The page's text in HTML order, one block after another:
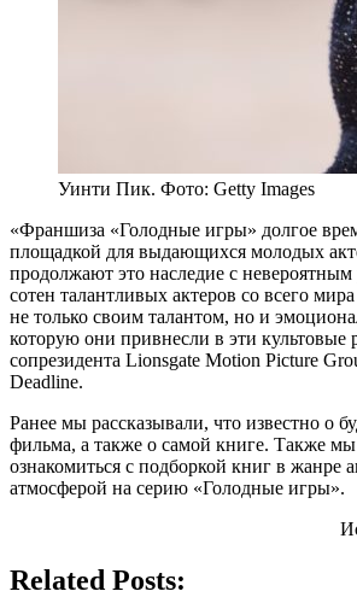
Уинти Пик. Фото: Getty Images
«Франшиза «Голодные игры» долгое
площадкой для выдающихся молодых
продолжают это наследие с
сотен талантливых актеров со всего
не только своим талантом, но и
которую они привнесли в эти культовые
сопрезидента Lionsgate Motion Picture
Deadline.
Ранее мы рассказывали, что известно о
фильма, а также о самой книге. Также мы
ознакомиться с подборкой книг в жанре
атмосферой на серию «Голодные игры».
Related Posts: